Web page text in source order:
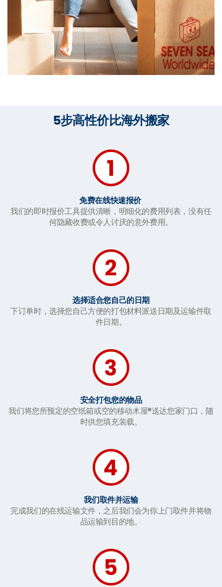
5步高性价比海外搬家
免费在线快速报价
我们的即时报价工具提供清晰，明细化的费用列表，没有任
何隐藏收费或令人讨厌的意外费用。
选择适合您自己的日期
下订单时，选择您自己方便的打包材料派送日期及运输件取
件日期。
安全打包您的物品
我们将您所预定的空纸箱或空的移动木屋®送达您家门口，随
时供您填充装载。
我们取件并运输
完成我们的在线运输文件，之后我们会为你上门取件并将物
品运输到目的地。